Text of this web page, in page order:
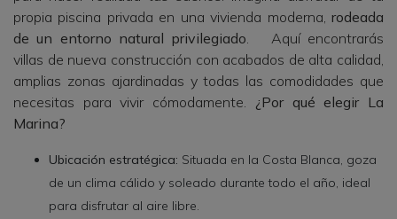
propia piscina privada en una vivienda moderna, rodeada
de un entorno natural privilegiado . Aquí encontrarás
villas de nueva construcción con acabados de alta calidad,
amplias zonas ajardinadas y todas las comodidades que
necesitas para vivir cómodamente. ¿Por qué elegir La
Marina?
Ubicación estratégica: Situada en la Costa Blanca, goza
de un clima cálido y soleado durante todo el año, ideal
para disfrutar al aire libre.